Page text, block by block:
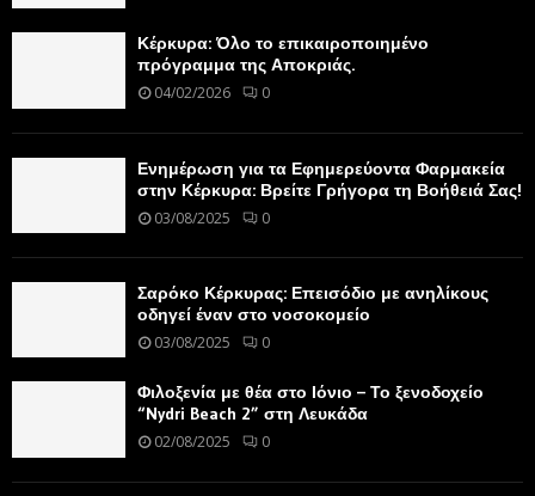
Κέρκυρα: Όλο το επικαιροποιημένο
πρόγραμμα της Αποκριάς.
04/02/2026 0
Ενημέρωση για τα Εφημερεύοντα Φαρμακεία
στην Κέρκυρα: Βρείτε Γρήγορα τη Βοήθειά Σας!
03/08/2025 0
Σαρόκο Κέρκυρας: Επεισόδιο με ανηλίκους
οδηγεί έναν στο νοσοκομείο
03/08/2025 0
Φιλοξενία με θέα στο Ιόνιο – Το ξενοδοχείο
“Nydri Beach 2” στη Λευκάδα
02/08/2025 0